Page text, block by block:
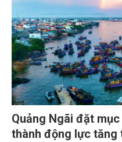
Quảng Ngãi đặt
thành động lực